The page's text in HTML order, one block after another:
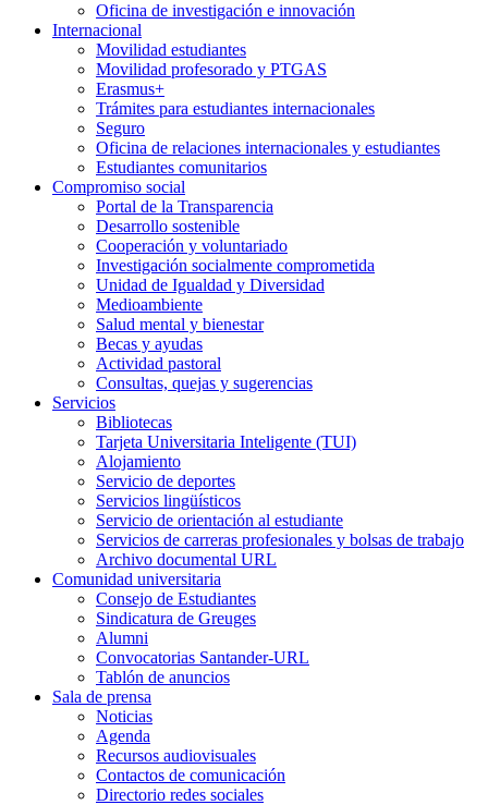
Oficina de investigación e innovación
Internacional
Movilidad estudiantes
Movilidad profesorado y PTGAS
Erasmus+
Trámites para estudiantes internacionales
Seguro
Oficina de relaciones internacionales y estudiantes
Estudiantes comunitarios
Compromiso social
Portal de la Transparencia
Desarrollo sostenible
Cooperación y voluntariado
Investigación socialmente comprometida
Unidad de Igualdad y Diversidad
Medioambiente
Salud mental y bienestar
Becas y ayudas
Actividad pastoral
Consultas, quejas y sugerencias
Servicios
Bibliotecas
Tarjeta Universitaria Inteligente (TUI)
Alojamiento
Servicio de deportes
Servicios lingüísticos
Servicio de orientación al estudiante
Servicios de carreras profesionales y bolsas de trabajo
Archivo documental URL
Comunidad universitaria
Consejo de Estudiantes
Sindicatura de Greuges
Alumni
Convocatorias Santander-URL
Tablón de anuncios
Sala de prensa
Noticias
Agenda
Recursos audiovisuales
Contactos de comunicación
Directorio redes sociales